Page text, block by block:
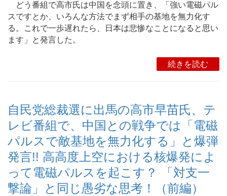
どう番組で高市氏は中国を念頭に置き、「強い電磁パル
スですとか、いろんな方法でまず相手の基地を無力化す
る。これで一歩遅れたら、日本は悲惨なことになると思い
ます」と発言した。
続きを読む
自民党総裁選に出馬の高市早苗氏、テ
レビ番組で、中国との戦争では「電磁
パルスで敵基地を無力化する」と爆弾
発言!! 高高度上空における核爆発によ
って電磁パルスを起こす？ 「対支一
撃論」と同じ愚劣な思考！（前編）